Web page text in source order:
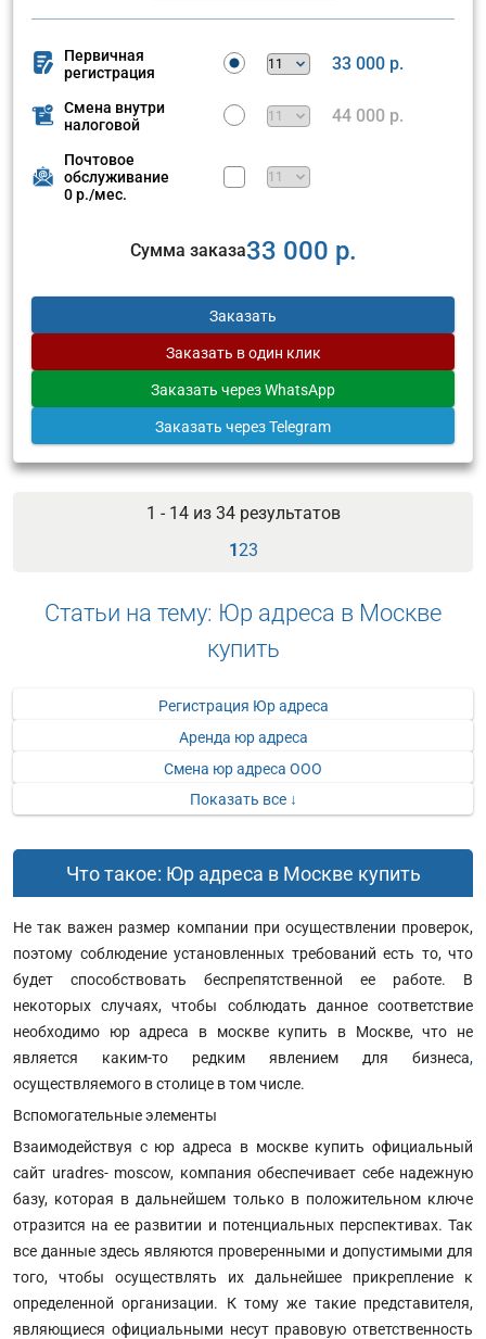
Первичная
регистрация
33 000 р.
Смена внутри
налоговой
44 000 р.
Почтовое
обслуживание
0 р./мес.
Сумма заказа33 000 р.
Заказать
Заказать в один клик
Заказать через WhatsApp
Заказать через Telegram
1 - 14 из 34результатов
123
Статьи на тему: Юр адреса в Москве
купить
Регистрация Юр адреса
Аренда юр адреса
Смена юр адреса ООО
Показать все ↓
Что такое: Юр адреса в Москве купить
Не так важен размер компании при осуществлении проверок,
поэтому соблюдение установленных требований есть то, что
будет способствовать беспрепятственной ее работе. В
некоторых случаях, чтобы соблюдать данное соответствие
необходимо юр адреса в москве купить в Москве, что не
является каким-то редким явлением для бизнеса,
осуществляемого в столице в том числе.
Вспомогательные элементы
Взаимодействуя с юр адреса в москве купить официальный
сайт uradres- moscow, компания обеспечивает себе надежную
базу, которая в дальнейшем только в положительном ключе
отразится на ее развитии и потенциальных перспективах. Так
все данные здесь являются проверенными и допустимыми для
того, чтобы осуществлять их дальнейшее прикрепление к
определенной организации. К тому же такие представителя,
являющиеся официальными несут правовую ответственность